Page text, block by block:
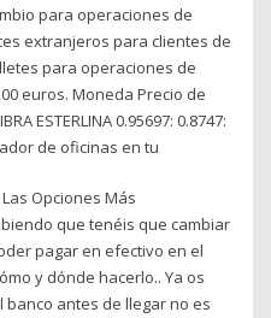
para operaciones de
extranjeros para clientes de
para operaciones de
euros. Moneda Precio de
ESTERLINA 0.95697: 0.8747:
de oficinas en tu
Opciones Más
que tenéis que cambiar
pagar en efectivo en el
y dónde hacerlo.. Ya os
antes de llegar no es